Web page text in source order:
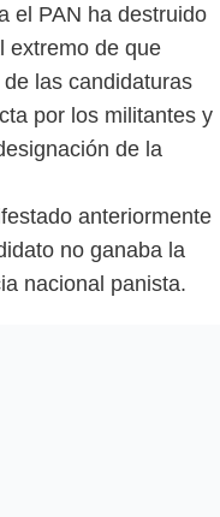
el PAN ha destruido
extremo de que
las candidaturas
por los militantes y
de la
anteriormente
no ganaba la
nacional panista.